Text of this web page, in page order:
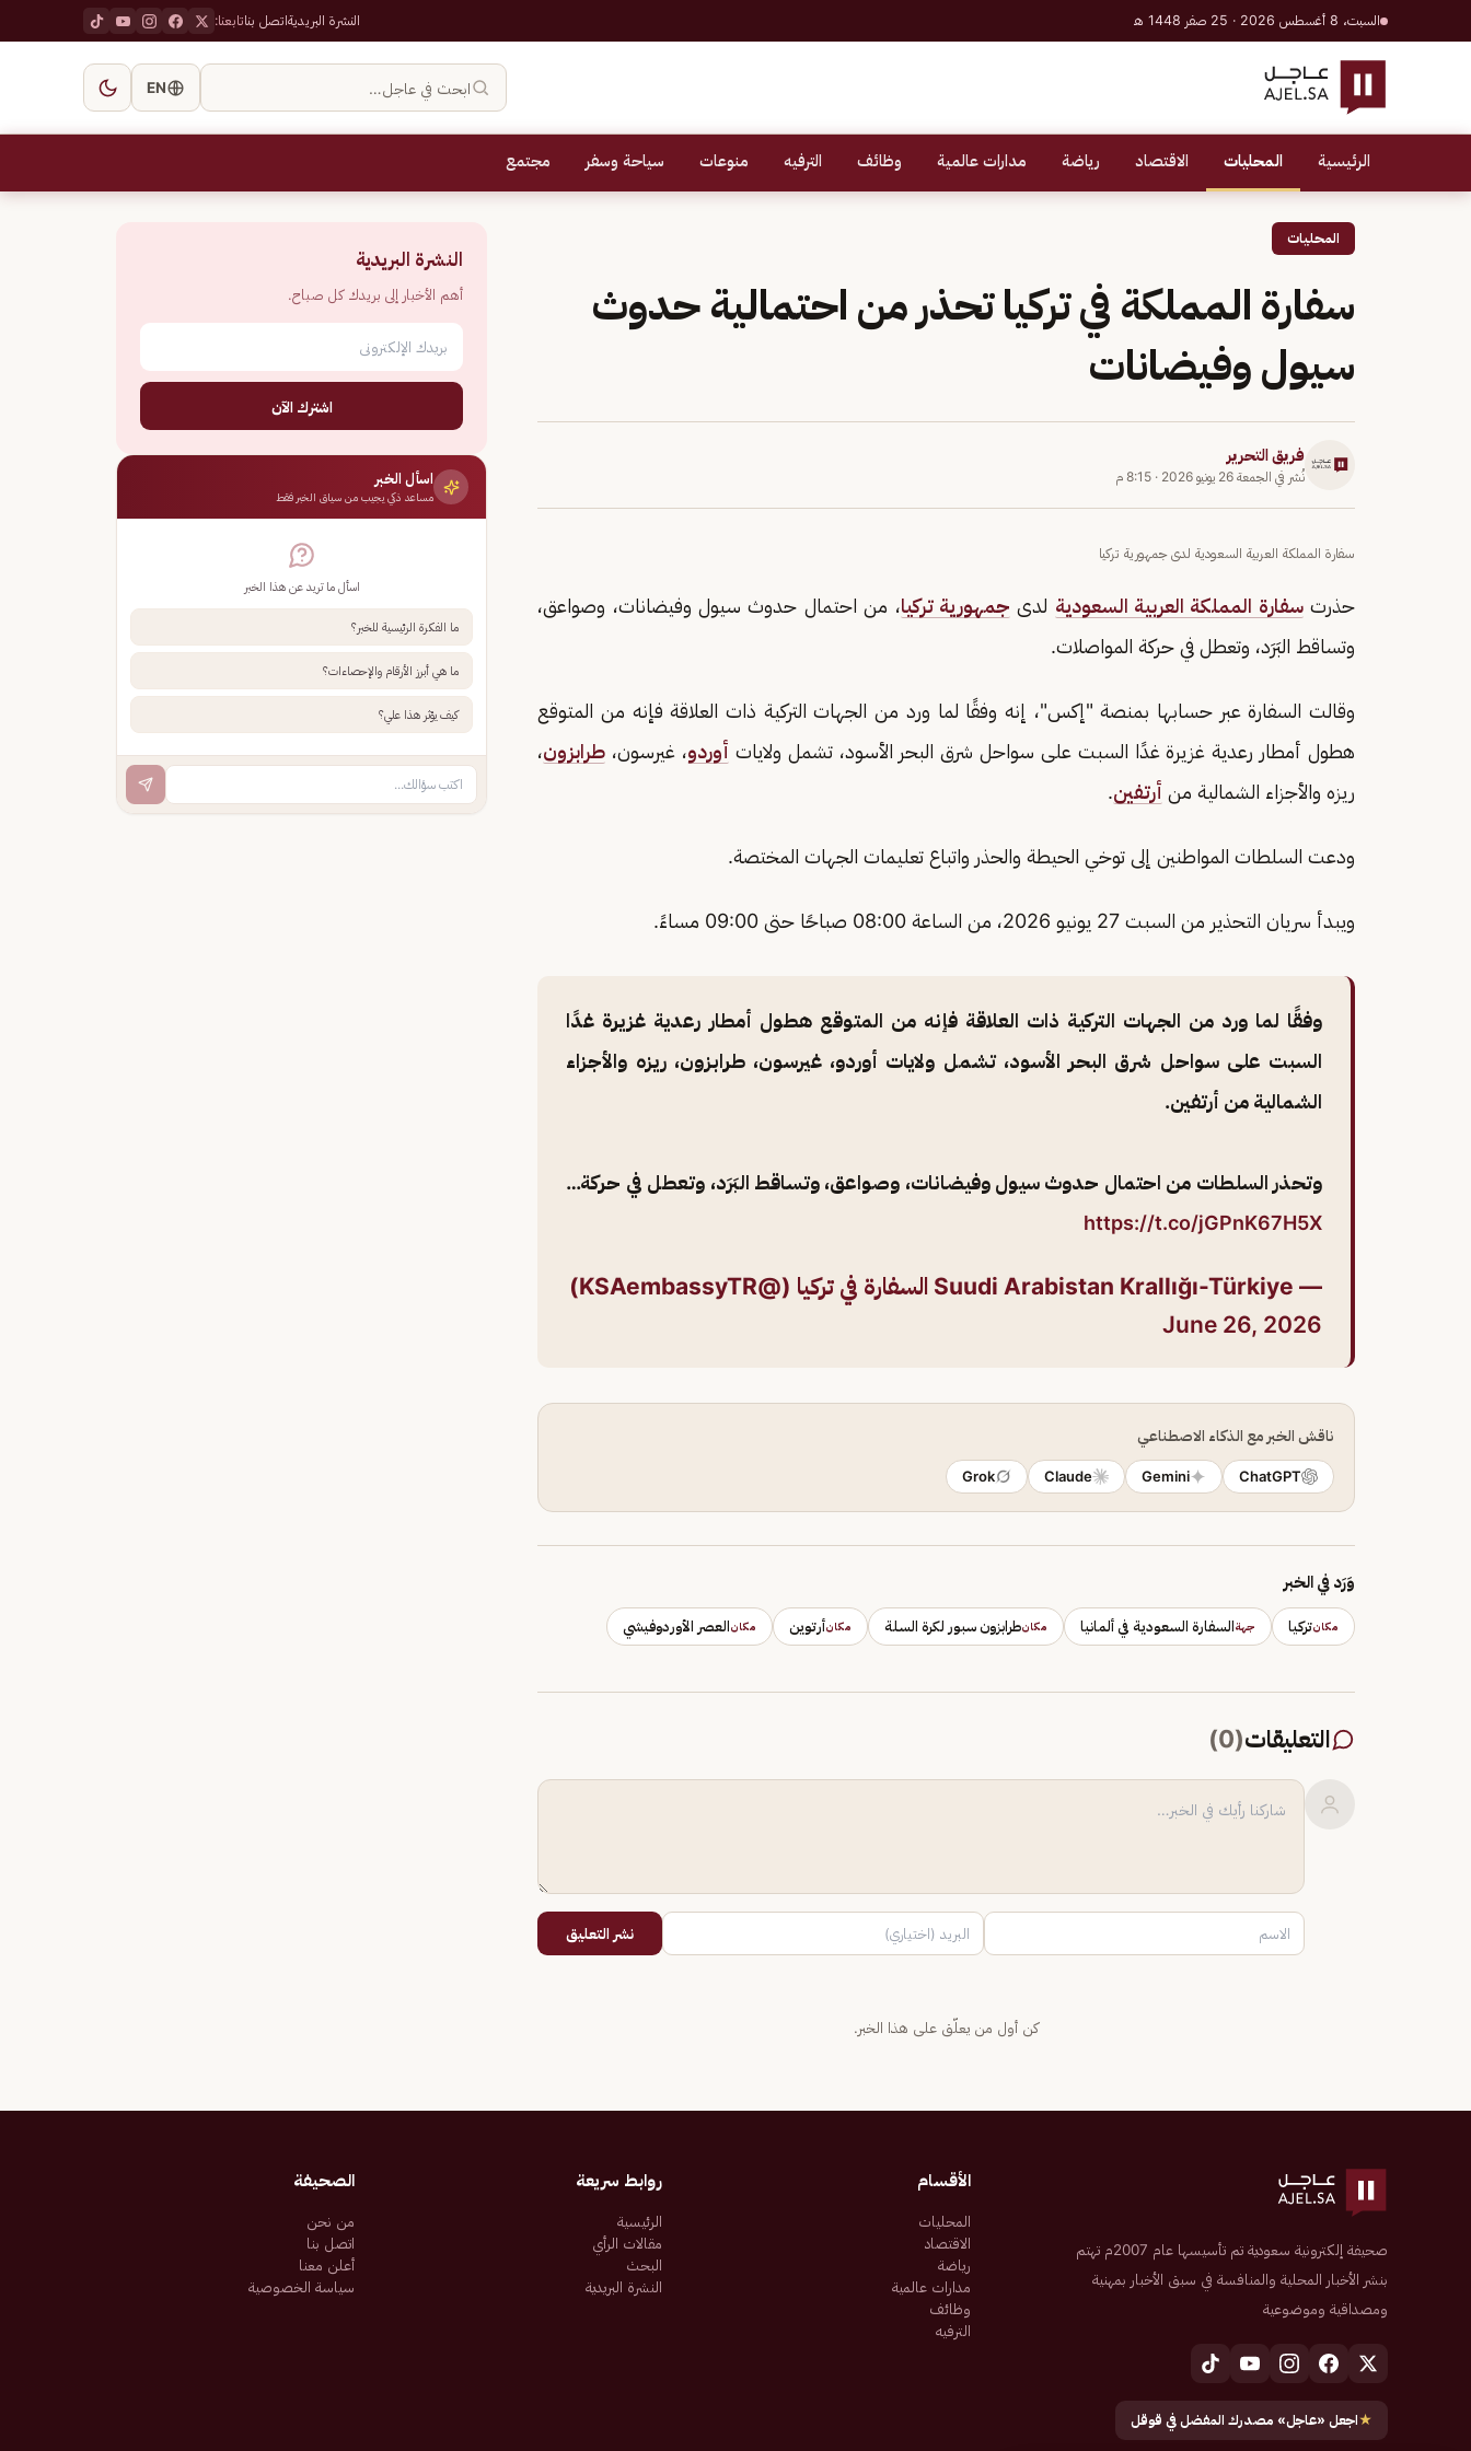
السبت، 8 أغسطس 2026 · 25 صفر 1448 هـ النشرة البريديةاتصل بناتابعنا:
ابحث في عاجل… EN
الرئيسية المحليات الاقتصاد رياضة مدارات عالمية وظائف الترفيه منوعات سياحة وسفر مجتمع
المحليات
سفارة المملكة في تركيا تحذر من احتمالية حدوث
سيول وفيضانات
فريق التحرير
نُشر في الجمعة 26 يونيو 2026 · 8:15 م
سفارة المملكة العربية السعودية لدى جمهورية تركيا
حذرتسفارة المملكة العربية السعودية لدى جمهورية تركيا، من احتمال حدوث سيول وفيضانات، وصواعق،
وتساقط البَرَد، وتعطل في حركة المواصلات.
وقالت السفارة عبر حسابها بمنصة "إكس"، إنه وفقًا لما ورد من الجهات التركية ذات العلاقة فإنه من المتوقع
هطول أمطار رعدية غزيرة غدًا السبت على سواحل شرق البحر الأسود، تشمل ولايات أوردو، غيرسون، طرابزون،
ريزه والأجزاء الشمالية من أرتفين.
ودعت السلطات المواطنين إلى توخي الحيطة والحذر واتباع تعليمات الجهات المختصة.
ويبدأ سريان التحذير من السبت 27 يونيو 2026، من الساعة 08:00 صباحًا حتى 09:00 مساءً.
وفقًا لما ورد من الجهات التركية ذات العلاقة فإنه من المتوقع هطول أمطار رعدية غزيرة غدًا
السبت على سواحل شرق البحر الأسود، تشمل ولايات أوردو، غيرسون، طرابزون، ريزه والأجزاء
الشمالية من أرتفين.
وتحذر السلطات من احتمال حدوث سيول وفيضانات، وصواعق، وتساقط البَرَد، وتعطل في حركة…
https://t.co/jGPnK67H5X
— Suudi Arabistan Krallığı-Türkiye السفارة في تركيا (@KSAembassyTR)
June 26, 2026
ناقش الخبر مع الذكاء الاصطناعي
ChatGPT
Gemini
Claude
Grok
وَرَد في الخبر
مكانتركيا جهةالسفارة السعودية في ألمانيا مكانطرابزون سبور لكرة السلة مكانأرتوين مكانالعصر الأوردوفيشي
التعليقات(
0
)
نشر التعليق
كن أول من يعلّق على هذا الخبر.
النشرة البريدية
أهم الأخبار إلى بريدك كل صباح.
اشترك الآن
اسأل الخبر
مساعد ذكي يجيب من سياق الخبر فقط
اسأل ما تريد عن هذا الخبر
ما الفكرة الرئيسية للخبر؟
ما هي أبرز الأرقام والإحصاءات؟
كيف يؤثر هذا علي؟
صحيفة إلكترونية سعودية تم تأسيسها عام 2007م تهتم
بنشر الأخبار المحلية والمنافسة في سبق الأخبار بمهنية
ومصداقية وموضوعية
★اجعل «عاجل» مصدرك المفضل في قوقل
الأقسام
المحليات
الاقتصاد
رياضة
مدارات عالمية
وظائف
الترفيه
روابط سريعة
الرئيسية
مقالات الرأي
البحث
النشرة البريدية
الصحيفة
من نحن
اتصل بنا
أعلن معنا
سياسة الخصوصية